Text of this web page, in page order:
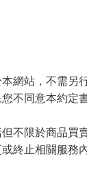
網站，不需
不同意本約
不限於商品
終止相關服務